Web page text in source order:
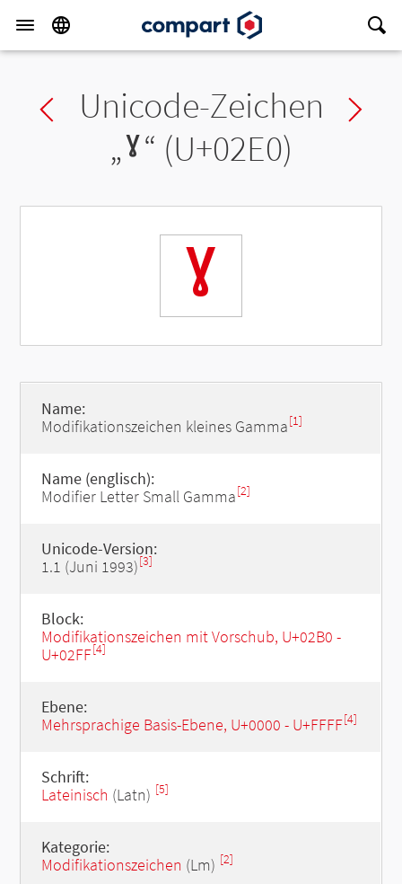
Previous char
Unicode-Zeichen
„ˠ“ (U+02E0)
ˠ
Name:
Modifikationszeichen kleines Gamma[1]
Name (englisch):
Modifier Letter Small Gamma[2]
Unicode-Version:
1.1 (Juni 1993)[3]
Block:
Modifikationszeichen mit Vorschub, U+02B0 -
U+02FF[4]
Ebene:
Mehrsprachige Basis-Ebene, U+0000 - U+FFFF[4]
Schrift:
Lateinisch (Latn) [5]
Kategorie:
Modifikationszeichen (Lm) [2]